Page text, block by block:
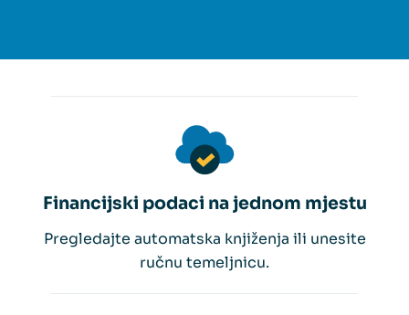
Financijski podaci na jednom mjestu
Pregledajte automatska knjiženja ili unesite
ručnu temeljnicu.